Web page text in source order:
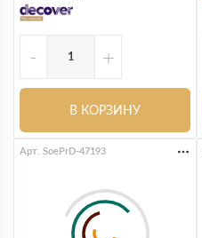
- +
В КОРЗИНУ
Арт. SoePrD-47193